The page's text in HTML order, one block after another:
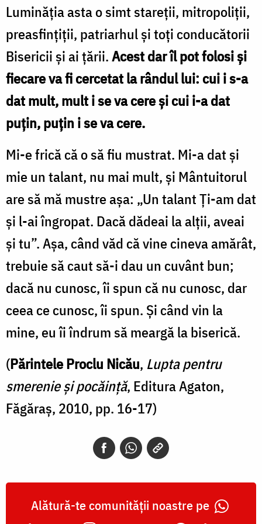
Luminăția asta o simt stareții, mitropoliții,
preasfințiții, patriarhul și toți conducătorii
Bisericii și ai țării.Acest dar îl pot folosi și
fiecare va fi cercetat la rândul lui: cui i s-a
dat mult, mult i se va cere și cui i-a dat
puțin, puțin i se va cere.
Mi-e frică că o să fiu mustrat. Mi-a dat și
mie un talant, nu mai mult, și Mântuitorul
are să mă mustre așa: „Un talant Ți-am dat
și l-ai îngropat. Dacă dădeai la alții, aveai
și tu”. Așa, când văd că vine cineva amărât,
trebuie să caut să-i dau un cuvânt bun;
dacă nu cunosc, îi spun că nu cunosc, dar
ceea ce cunosc, îi spun. Și când vin la
mine, eu îi îndrum să meargă la biserică.
(Părintele Proclu Nicău, Lupta pentru
smerenie și pocăință, Editura Agaton,
Făgăraș, 2010, pp. 16-17)
Alătură-te comunității noastre pe